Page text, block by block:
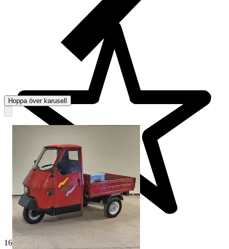
165 019 omdömen
Hoppa över karusell